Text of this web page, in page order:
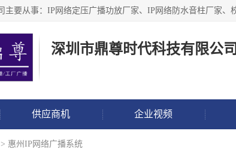
深圳市鼎尊时代科技有限公司
供应商机 企业视频
> 惠州IP网络广播系统